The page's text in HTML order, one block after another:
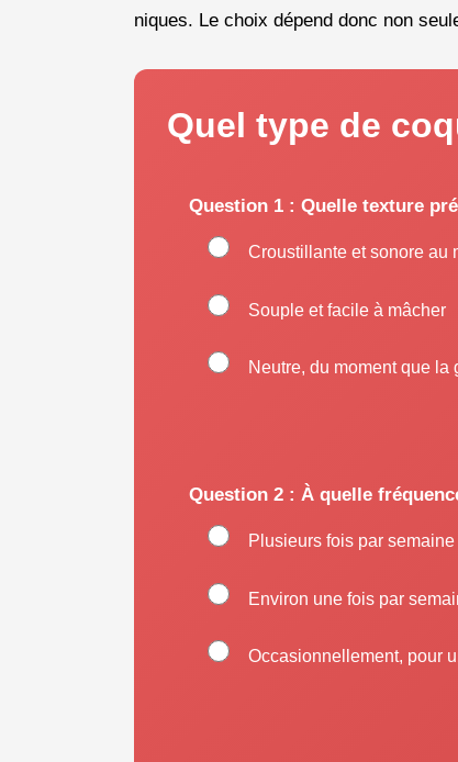
niques. Le choix dépend donc non
Quel type de
Question 1 : Quelle texture
Croustillante et sonore au
Souple et facile à mâcher
Neutre, du moment que
Question 2 : À quelle
Plusieurs fois par semaine
Environ une fois par
Occasionnellement, pour